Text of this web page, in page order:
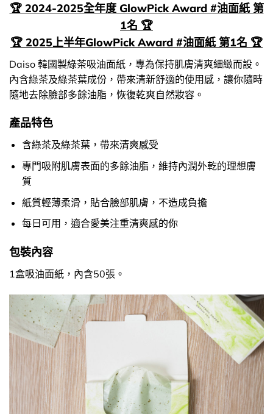
🏆 2024-2025全年度 GlowPick Award #油面紙 第
1名 🏆
🏆 2025上半年GlowPick Award #油面紙 第1名 🏆
Daiso 韓國製綠茶吸油面紙，專為保持肌膚清爽細緻而設。
內含綠茶及綠茶葉成份，帶來清新舒適的使用感，讓你隨時
隨地去除臉部多餘油脂，恢復乾爽自然妝容。
產品特色
含綠茶及綠茶葉，帶來清爽感受
專門吸附肌膚表面的多餘油脂，維持內潤外乾的理想膚
質
紙質輕薄柔滑，貼合臉部肌膚，不造成負擔
每日可用，適合愛美注重清爽感的你
包裝內容
1盒吸油面紙，內含50張。